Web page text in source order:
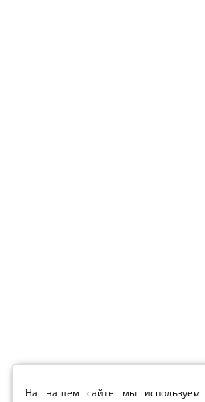
На нашем сайте мы используем